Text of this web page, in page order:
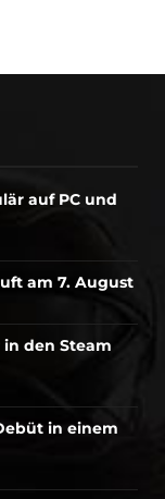
auf PC und
am 7. August
in den Steam
in einem